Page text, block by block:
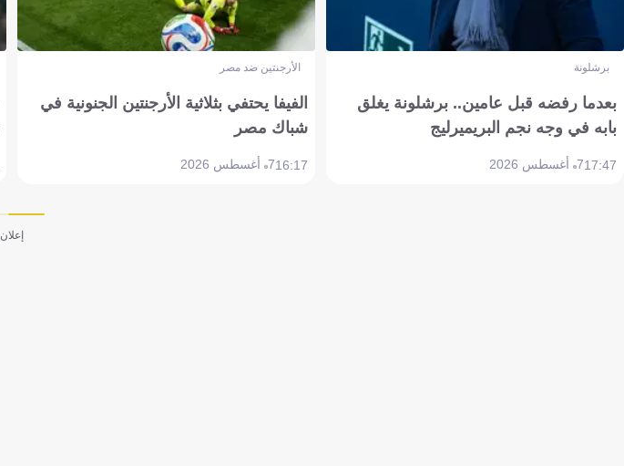
برشلونة
بعدما رفضه قبل عامين.. برشلونة يغلق
بابه في وجه نجم البريميرليج
17:477 أغسطس 2026
الأرجنتين ضد مصر
الفيفا يحتفي بثلاثية الأرجنتين الجنونية في
شباك مصر
16:177 أغسطس 2026
إعلان